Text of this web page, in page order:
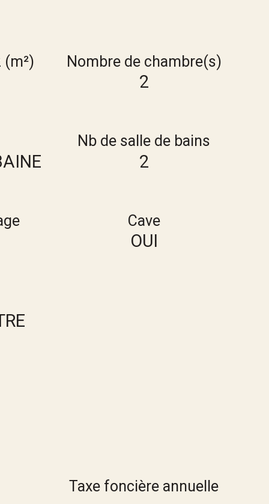
(m²) Nombre de chambre(s)
2
Nb de salle de bains
2
Cave
OUI
Taxe foncière annuelle